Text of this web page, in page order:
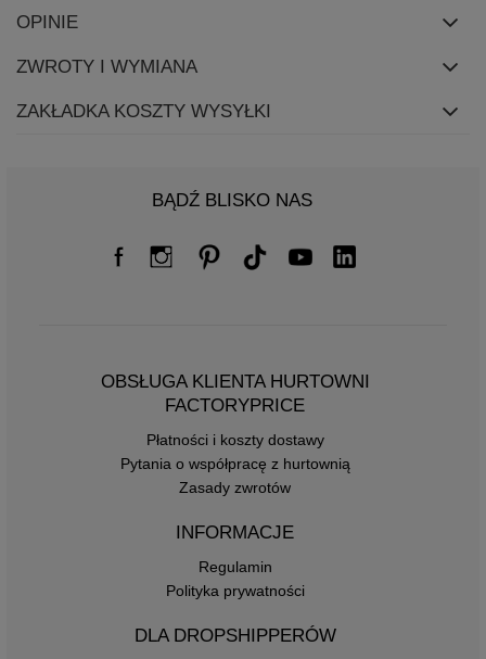
OPINIE
ZWROTY I WYMIANA
ZAKŁADKA KOSZTY WYSYŁKI
BĄDŹ BLISKO NAS
OBSŁUGA KLIENTA HURTOWNI
FACTORYPRICE
Płatności i koszty dostawy
Pytania o współpracę z hurtownią
Zasady zwrotów
INFORMACJE
Regulamin
Polityka prywatności
DLA DROPSHIPPERÓW